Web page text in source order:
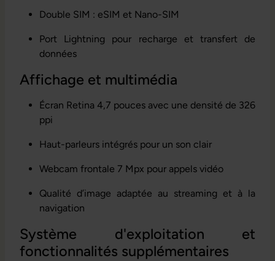
Double SIM : eSIM et Nano-SIM
Port Lightning pour recharge et transfert de
données
Affichage et multimédia
Écran Retina 4,7 pouces avec une densité de 326
ppi
Haut-parleurs intégrés pour un son clair
Webcam frontale 7 Mpx pour appels vidéo
Qualité d’image adaptée au streaming et à la
navigation
Système d'exploitation et
fonctionnalités supplémentaires